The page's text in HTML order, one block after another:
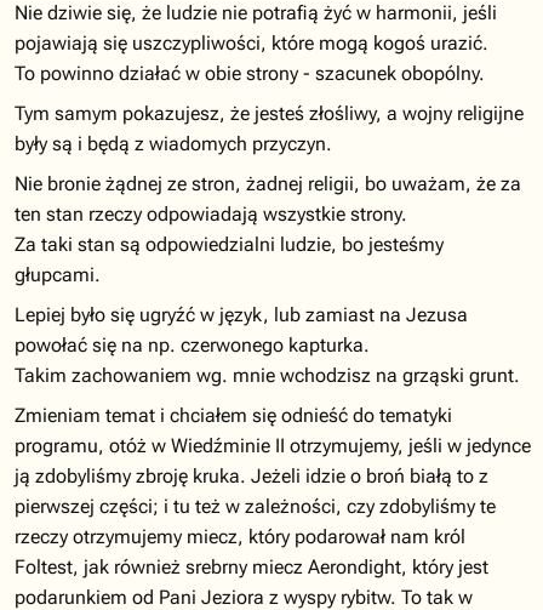
Nie dziwie się, że ludzie nie potrafią żyć w harmonii, jeśli
pojawiają się uszczypliwości, które mogą kogoś urazić.
To powinno działać w obie strony - szacunek obopólny.
Tym samym pokazujesz, że jesteś złośliwy, a wojny religijne
były są i będą z wiadomych przyczyn.
Nie bronie żądnej ze stron, żadnej religii, bo uważam, że za
ten stan rzeczy odpowiadają wszystkie strony.
Za taki stan są odpowiedzialni ludzie, bo jesteśmy
głupcami.
Lepiej było się ugryźć w język, lub zamiast na Jezusa
powołać się na np. czerwonego kapturka.
Takim zachowaniem wg. mnie wchodzisz na grząski grunt.
Zmieniam temat i chciałem się odnieść do tematyki
programu, otóż w Wiedźminie II otrzymujemy, jeśli w jedynce
ją zdobyliśmy zbroję kruka. Jeżeli idzie o broń białą to z
pierwszej części; i tu też w zależności, czy zdobyliśmy te
rzeczy otrzymujemy miecz, który podarował nam król
Foltest, jak również srebrny miecz Aerondight, który jest
podarunkiem od Pani Jeziora z wyspy rybitw. To tak w